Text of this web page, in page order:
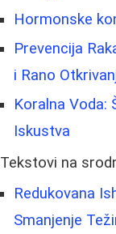
Hormonske
Prevencija
i Rano
Koralna Voda:
Iskustva
Tekstovi na
Redukovana
Smanjenje